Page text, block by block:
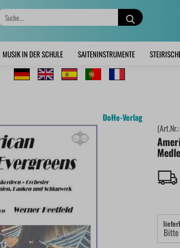
Suche...
MUSIK IN DER SCHULE SAITENINSTRUMENTE
DoHe-Verlag
(Art.Nr.: